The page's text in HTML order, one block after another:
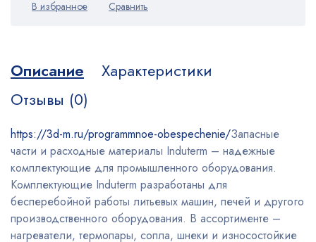
Описание
Характеристики
Отзывы (0)
https://3d-m.ru/programmnoe-obespechenie/Запасные
части и расходные материалы Induterm – надежные
комплектующие для промышленного оборудования.
Комплектующие Induterm разработаны для
бесперебойной работы литьевых машин, печей и другого
производственного оборудования. В ассортименте –
нагреватели, термопары, сопла, шнеки и износостойкие